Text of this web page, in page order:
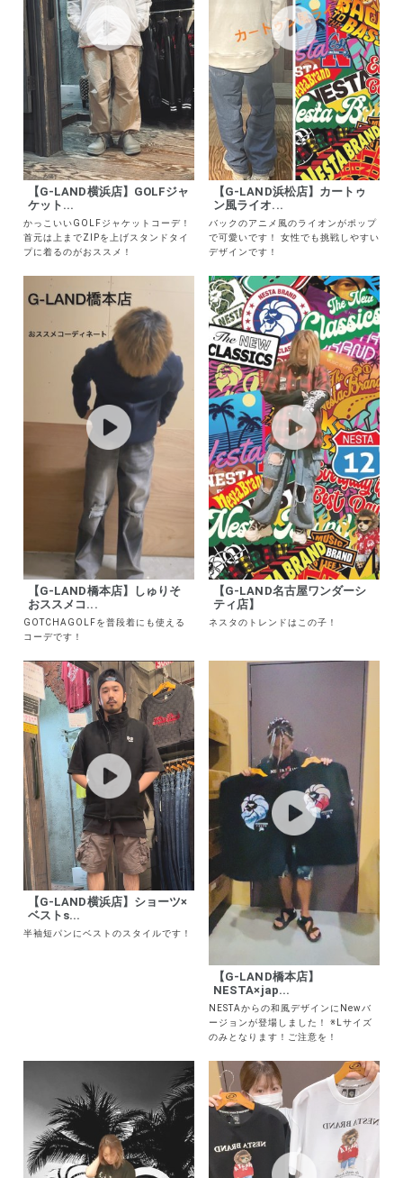
【G-LAND横浜店】GOLFジャ
ケット...
かっこいいGOLFジャケットコーデ！
首元は上までZIPを上げスタンドタイ
プに着るのがおススメ！
【G-LAND浜松店】カートゥ
ン風ライオ...
バックのアニメ風のライオンがポップ
で可愛いです！ 女性でも挑戦しやすい
デザインです！
【G-LAND橋本店】しゅりそ
おススメコ...
GOTCHAGOLFを普段着にも使える
コーデです！
【G-LAND名古屋ワンダーシ
ティ店】
ネスタのトレンドはこの子！
【G-LAND横浜店】ショーツ×
ベストs...
半袖短パンにベストのスタイルです！
【G-LAND橋本店】
NESTA×jap...
NESTAからの和風デザインにNewバ
ージョンが登場しました！ ※Lサイズ
のみとなります！ご注意を！